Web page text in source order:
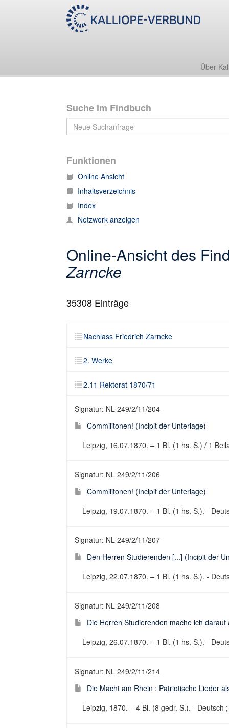
Über
Suche im Findbuch
Funktionen
Online Ansicht
Inhaltsverzeichnis
Index
Netzwerk anzeigen
Online-Ansicht des
Zarncke
35308 Einträge
Nachlass Friedrich Zarncke
2. Werke
Nachlass Friedrich Zarncke
2. Werke
2.11 Rektorat 1870/71
Signatur: NL 249/2/11/204
Commilitonen! (Incipit der Unterlage)
Leipzig, 16.07.1870. – 1 Bl. (1 hs. S.) / 1
Signatur: NL 249/2/11/206
Commilitonen! (Incipit der Unterlage)
Leipzig, 19.07.1870. – 1 Bl. (1 hs. S.). -
Signatur: NL 249/2/11/207
Den Herren Studierenden [...] (Incipit der
Leipzig, 22.07.1870. – 1 Bl. (1 hs. S.). -
Signatur: NL 249/2/11/208
Die Herren Studierenden mache ich
Leipzig, 26.07.1870. – 1 Bl. (1 hs. S.). -
Signatur: NL 249/2/11/214
Die Macht am Rhein : Patriotische Lieder
Leipzig, 1870. – 4 Bl. (8 gedr. S.). - Deutsch